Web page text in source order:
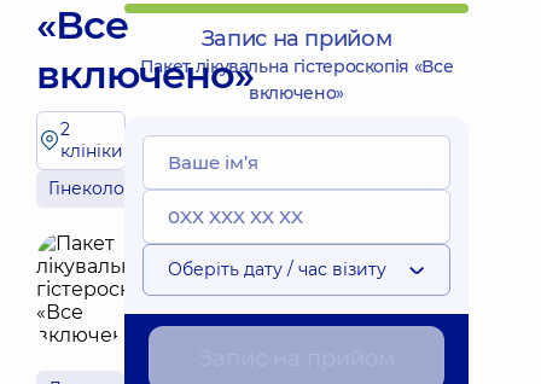
«Все
включено»
2
клініки
Гінекологія
Запис на прийом
Пакет лікувальна гістероскопія «Все
включено»
Оберіть дату / час візиту